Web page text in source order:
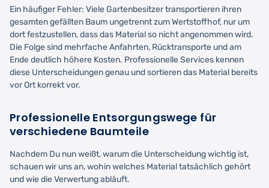
Ein häufiger Fehler: Viele Gartenbesitzer transportieren ihren
gesamten gefällten Baum ungetrennt zum Wertstoffhof, nur um
dort festzustellen, dass das Material so nicht angenommen wird.
Die Folge sind mehrfache Anfahrten, Rücktransporte und am
Ende deutlich höhere Kosten. Professionelle Services kennen
diese Unterscheidungen genau und sortieren das Material bereits
vor Ort korrekt vor.
Professionelle Entsorgungswege für
verschiedene Baumteile
Nachdem Du nun weißt, warum die Unterscheidung wichtig ist,
schauen wir uns an, wohin welches Material tatsächlich gehört
und wie die Verwertung abläuft.